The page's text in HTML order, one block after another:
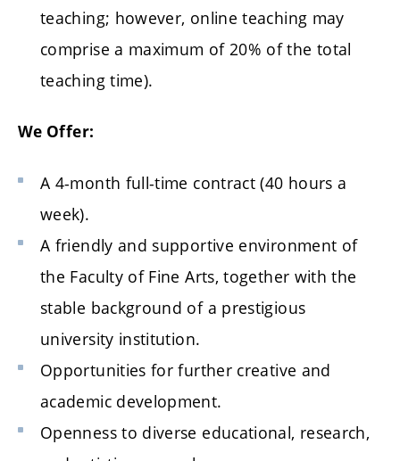
teaching; however, online teaching may
comprise a maximum of 20% of the total
teaching time).
We Offer:
A 4-month full-time contract (40 hours a
week).
A friendly and supportive environment of
the Faculty of Fine Arts, together with the
stable background of a prestigious
university institution.
Opportunities for further creative and
academic development.
Openness to diverse educational, research,